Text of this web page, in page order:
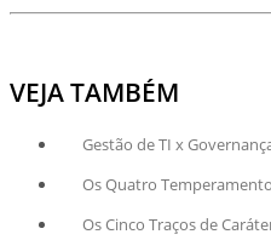
VEJA TAMBÉM
Gestão de TI x
Os Quatro
Os Cinco Traços de